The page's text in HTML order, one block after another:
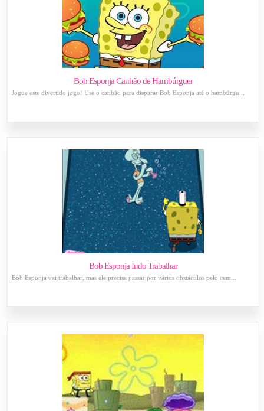
Bob Esponja Canhão de Hambúrguer
Jogue este divertido jogo! Use o canhão para disparar Bob Esponja até o hambúrgu...
Bob Esponja Indo Trabalhar
Bob Esponja vai trabalhar, mas ele precisa passar por vários obstáculos pelo cam...